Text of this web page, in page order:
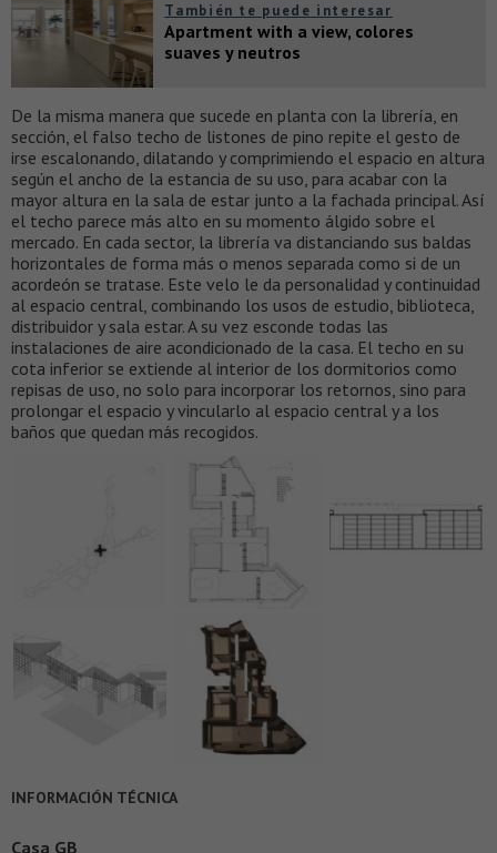
También te puede interesar
Apartment with a view, colores
suaves y neutros
De la misma manera que sucede en planta con la librería, en
sección, el falso techo de listones de pino repite el gesto de
irse escalonando, dilatando y comprimiendo el espacio en altura
según el ancho de la estancia de su uso, para acabar con la
mayor altura en la sala de estar junto a la fachada principal. Así
el techo parece más alto en su momento álgido sobre el
mercado. En cada sector, la librería va distanciando sus baldas
horizontales de forma más o menos separada como si de un
acordeón se tratase. Este velo le da personalidad y continuidad
al espacio central, combinando los usos de estudio, biblioteca,
distribuidor y sala estar. A su vez esconde todas las
instalaciones de aire acondicionado de la casa. El techo en su
cota inferior se extiende al interior de los dormitorios como
repisas de uso, no solo para incorporar los retornos, sino para
prolongar el espacio y vincularlo al espacio central y a los
baños que quedan más recogidos.
INFORMACIÓN TÉCNICA
Casa GB